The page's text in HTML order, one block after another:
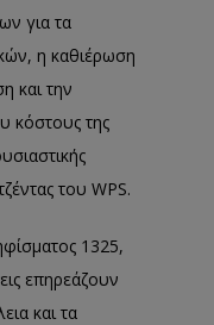
για τα
η καθιέρωση
και την
κόστους της
του WPS.
1325,
επηρεάζουν
και τα